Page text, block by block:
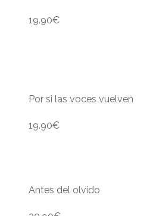
19.90€
Por si las voces vuelven
19.90€
Antes del olvido